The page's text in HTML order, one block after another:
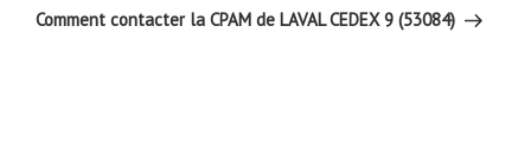
suivant
Comment contacter la CPAM de LAVAL CEDEX 9 (53084)